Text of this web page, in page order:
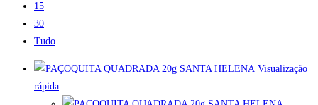
15
30
Tudo
Visualização
rápida